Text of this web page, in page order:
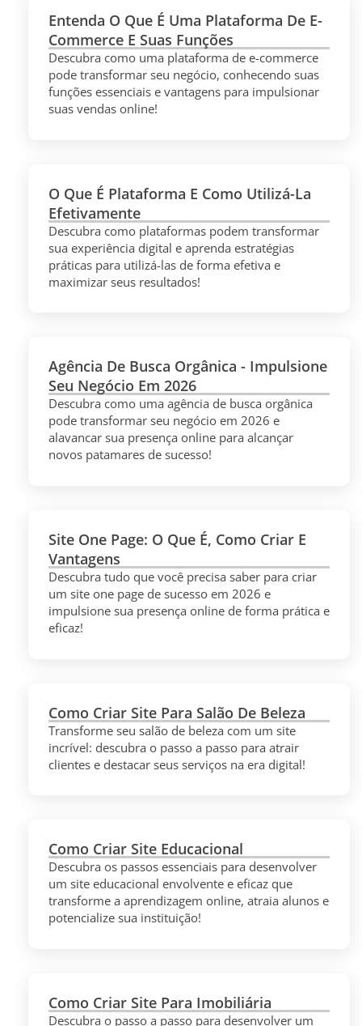
Entenda O Que É Uma Plataforma De E-
Commerce E Suas Funções
Descubra como uma plataforma de e-commerce
pode transformar seu negócio, conhecendo suas
funções essenciais e vantagens para impulsionar
suas vendas online!
O Que É Plataforma E Como Utilizá-La
Efetivamente
Descubra como plataformas podem transformar
sua experiência digital e aprenda estratégias
práticas para utilizá-las de forma efetiva e
maximizar seus resultados!
Agência De Busca Orgânica - Impulsione
Seu Negócio Em 2026
Descubra como uma agência de busca orgânica
pode transformar seu negócio em 2026 e
alavancar sua presença online para alcançar
novos patamares de sucesso!
Site One Page: O Que É, Como Criar E
Vantagens
Descubra tudo que você precisa saber para criar
um site one page de sucesso em 2026 e
impulsione sua presença online de forma prática e
eficaz!
Como Criar Site Para Salão De Beleza
Transforme seu salão de beleza com um site
incrível: descubra o passo a passo para atrair
clientes e destacar seus serviços na era digital!
Como Criar Site Educacional
Descubra os passos essenciais para desenvolver
um site educacional envolvente e eficaz que
transforme a aprendizagem online, atraia alunos e
potencialize sua instituição!
Como Criar Site Para Imobiliária
Descubra o passo a passo para desenvolver um